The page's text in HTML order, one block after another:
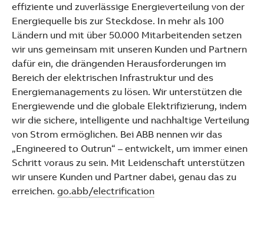
effiziente und zuverlässige Energieverteilung von der
Energiequelle bis zur Steckdose. In mehr als 100
Ländern und mit über 50.000 Mitarbeitenden setzen
wir uns gemeinsam mit unseren Kunden und Partnern
dafür ein, die drängenden Herausforderungen im
Bereich der elektrischen Infrastruktur und des
Energiemanagements zu lösen. Wir unterstützen die
Energiewende und die globale Elektrifizierung, indem
wir die sichere, intelligente und nachhaltige Verteilung
von Strom ermöglichen. Bei ABB nennen wir das
„Engineered to Outrun“ – entwickelt, um immer einen
Schritt voraus zu sein. Mit Leidenschaft unterstützen
wir unsere Kunden und Partner dabei, genau das zu
erreichen. go.abb/electrification